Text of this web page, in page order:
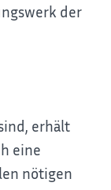
der
erhält
eine
nötigen